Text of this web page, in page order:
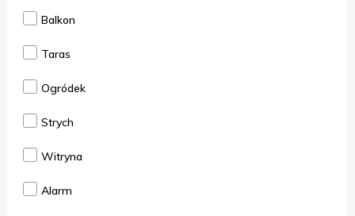
Balkon
Taras
Ogródek
Strych
Witryna
Alarm